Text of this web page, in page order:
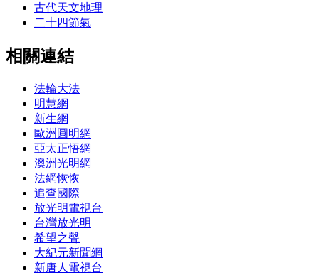
古代天文地理
二十四節氣
相關連結
法輪大法
明慧網
新生網
歐洲圓明網
亞太正悟網
澳洲光明網
法網恢恢
追查國際
放光明電視台
台灣放光明
希望之聲
大紀元新聞網
新唐人電視台